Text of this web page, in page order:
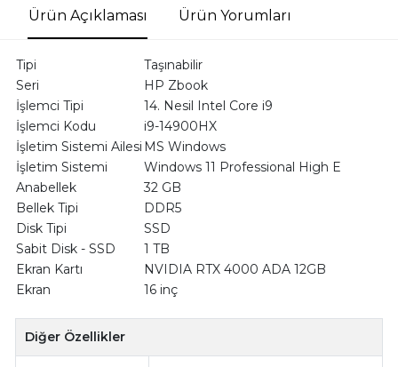
Ürün Açıklaması Ürün Yorumları
Tipi
Taşınabilir
Seri
HP Zbook
İşlemci Tipi
14. Nesil Intel Core i9
İşlemci Kodu
i9-14900HX
İşletim Sistemi Ailesi MS Windows
İşletim Sistemi
Windows 11 Professional High E
Anabellek
32 GB
Bellek Tipi
DDR5
Disk Tipi
SSD
Sabit Disk - SSD
1 TB
Ekran Kartı
NVIDIA RTX 4000 ADA 12GB
Ekran
16 inç
Diğer Özellikler